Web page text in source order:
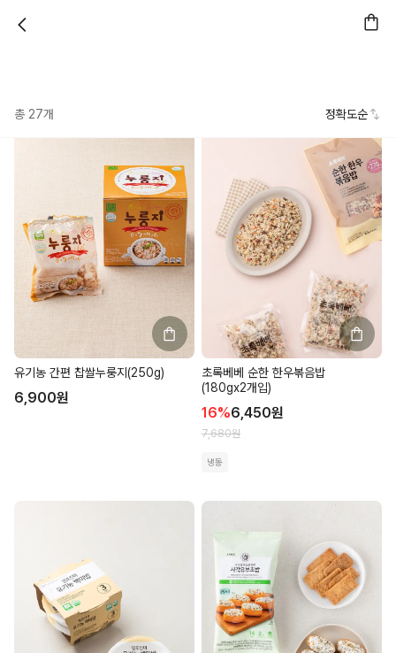
총 27개 정확도순
유기농 간편 찹쌀누룽지(250g)
6,900원
초록베베 순한 한우볶음밥
(180gx2개입)
16%6,450원
7,680원
냉동